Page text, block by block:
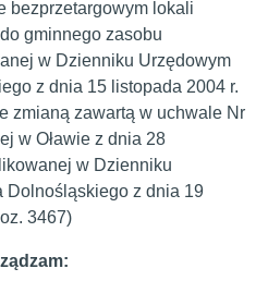
bezprzetargowym lokali
gminnego zasobu
w Dzienniku Urzędowym
z dnia 15 listopada 2004 r.
zmianą zawartą w uchwale Nr
w Oławie z dnia 28
w Dzienniku
Dolnośląskiego z dnia 19
3467)